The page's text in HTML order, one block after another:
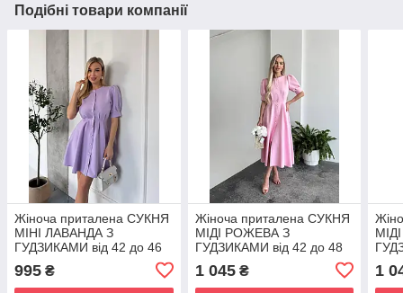
Подібні товари компанії
Жіноча приталена СУКНЯ
МІНІ ЛАВАНДА З
ГУДЗИКАМИ від 42 до 46
995 ₴
Жіноча приталена СУКНЯ
МІДІ РОЖЕВА З
ГУДЗИКАМИ від 42 до 48
1 045₴ 1